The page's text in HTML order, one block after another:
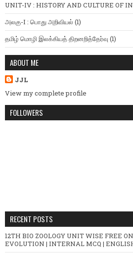
UNIT-IV : HISTORY AND CULTURE OF
அலகு-I : பொது அறிவியல் (1)
தமிழ் மொழி இலக்கியத் திறனறித்தேர்வு (1)
ABOUT ME
JJL
View my complete profile
FOLLOWERS
RECENT POSTS
12TH BIO ZOOLOGY UNIT WISE FREE
EVOLUTION | INTERNAL MCQ |